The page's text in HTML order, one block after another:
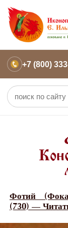
+7 (800)
Фотий
(730) —